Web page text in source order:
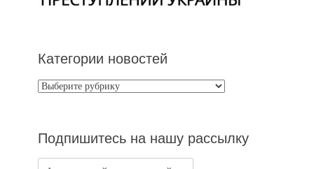
Категории новостей
Категории
Подпишитесь на нашу рассылку